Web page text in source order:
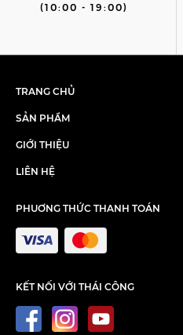
(10:00 - 19:00)
TRANG CHỦ
SẢN PHẨM
GIỚI THIỆU
LIÊN HỆ
PHUƠNG THỨC THANH TOÁN
KẾT NỐI VỚI THÁI CÔNG